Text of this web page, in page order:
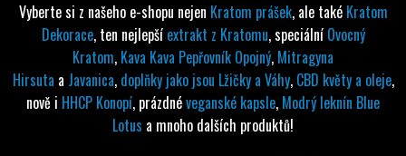
Vyberte si z našeho e-shopu nejen Kratom prášek, ale také Kratom
Dekorace, ten nejlepší extrakt z Kratomu, speciální Ovocný
Kratom, Kava Kava Pepřovník Opojný, Mitragyna
Hirsuta a Javanica, doplňky jako jsou Lžičky a Váhy, CBD květy a oleje,
nově i HHCP Konopí, prázdnéveganské kapsle, Modrý leknín Blue
Lotus a mnoho dalších produktů!